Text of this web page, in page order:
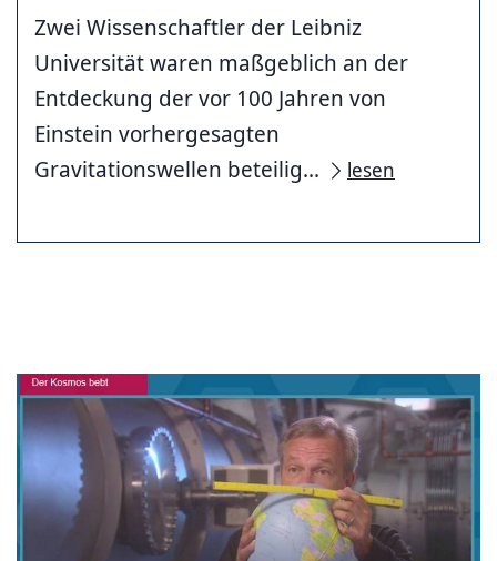
Zwei Wissenschaftler der Leibniz
Universität waren maßgeblich an der
Entdeckung der vor 100 Jahren von
Einstein vorhergesagten
Gravitationswellen beteilig...
lesen